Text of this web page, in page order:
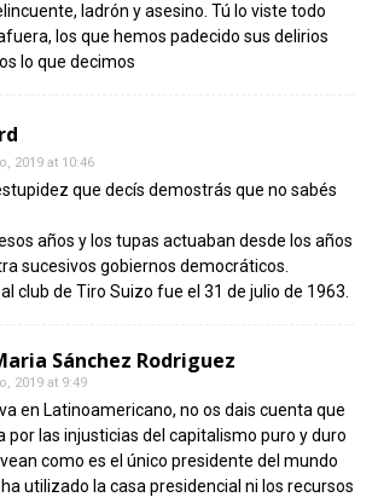
ladrón y asesino. Tú lo viste todo
los que hemos padecido sus delirios
lo que decimos
2019 at 10:46
que decís demostrás que no sabés
años y los tupas actuaban desde los años
sucesivos gobiernos democráticos.
al club de Tiro Suizo fue el 31 de julio de 1963.
Sánchez Rodriguez
2019 at 9:49
en Latinoamericano, no os dais cuenta que
por las injusticias del capitalismo puro y duro
como es el único presidente del mundo
utilizado la casa presidencial ni los recursos